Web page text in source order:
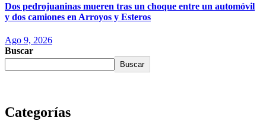
Dos pedrojuaninas mueren tras un choque entre un automóvil
y dos camiones en Arroyos y Esteros
Ago 9, 2026
Buscar
Buscar
Categorías